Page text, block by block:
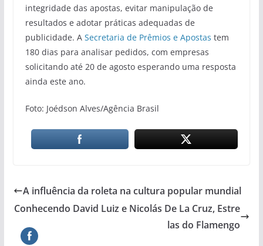
integridade das apostas, evitar manipulação de
resultados e adotar práticas adequadas de
publicidade. A Secretaria de Prêmios e Apostas tem
180 dias para analisar pedidos, com empresas
solicitando até 20 de agosto esperando uma resposta
ainda este ano.
Foto: Joédson Alves/Agência Brasil
A influência da roleta na cultura popular mundial
Conhecendo David Luiz e Nicolás De La Cruz, Estre
las do Flamengo